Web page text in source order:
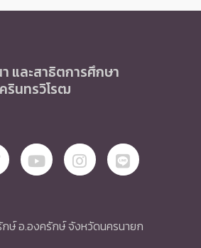
และสาธิตการศึกษา
รินทรวิโรฒ
ษ์ อ.องครักษ์ จังหวัดนครนายก